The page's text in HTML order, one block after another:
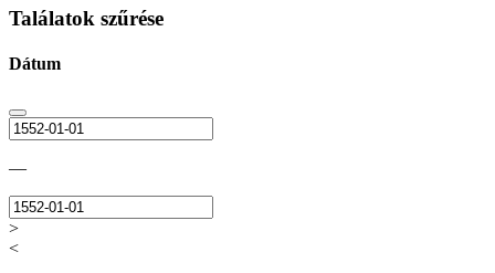
Találatok szűrése
Dátum
—
>
<